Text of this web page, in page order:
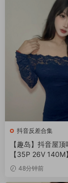
抖音反差合集
【趣岛】抖音屋
【35P 26V 140M】
48分钟前